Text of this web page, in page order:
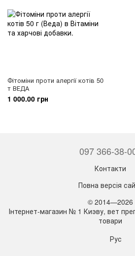
Фітоміни проти алергії котів 50
т ВЕДА
1 000.00 грн
097 366-38-
Контакти
Повна версія
© 2014—2026
Інтернет-магазин № 1 Киэву, вет
товари
Рус